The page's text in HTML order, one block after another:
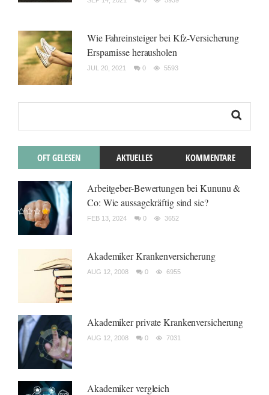
Wie Fahreinsteiger bei Kfz-Versicherung
Ersparnisse herausholen
JUL 20, 2021 0 5593
OFT GELESEN AKTUELLES KOMMENTARE
Arbeitgeber-Bewertungen bei Kununu &
Co: Wie aussagekräftig sind sie?
FEB 13, 2024 0 3652
Akademiker Krankenversicherung
AUG 12, 2008 0 6955
Akademiker private Krankenversicherung
AUG 12, 2008 0 7031
Akademiker vergleich